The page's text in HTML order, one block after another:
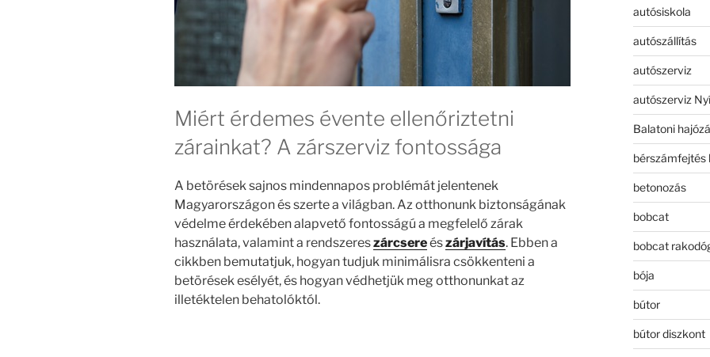
Miért érdemes évente ellenőriztetni
zárainkat? A zárszerviz fontossága
A betörések sajnos mindennapos problémát jelentenek
Magyarországon és szerte a világban. Az otthonunk biztonságának
védelme érdekében alapvető fontosságú a megfelelő zárak
használata, valamint a rendszereszárcsereészárjavítás. Ebben a
cikkben bemutatjuk, hogyan tudjuk minimálisra csökkenteni a
betörések esélyét, és hogyan védhetjük meg otthonunkat az
illetéktelen behatolóktól.
autósiskola
autószállítás
autószerviz
autószerviz
Balatoni
bérszámfejtés
betonozás
bobcat
bobcat
bója
bútor
bútor diszkont